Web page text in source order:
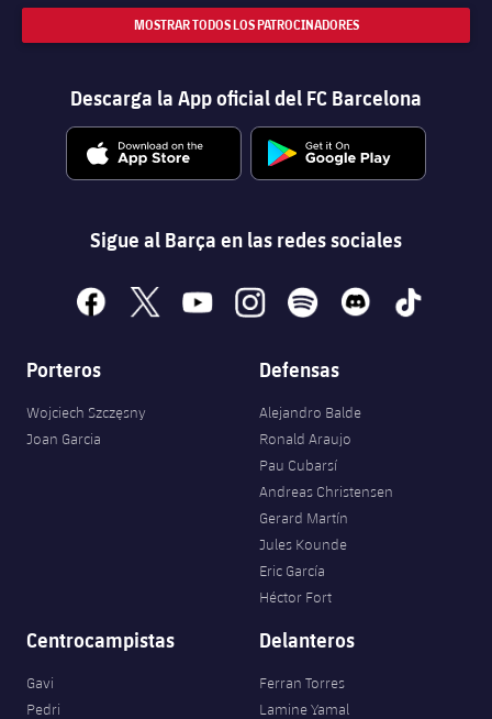
MOSTRAR TODOS LOS PATROCINADORES
Descarga la App oficial del FC Barcelona
Sigue al Barça en las redes sociales
facebook
x youtubeinstagramspotify discord tiktok
Porteros
Wojciech Szczęsny
Joan Garcia
Defensas
Alejandro Balde
Ronald Araujo
Pau Cubarsí
Andreas Christensen
Gerard Martín
Jules Kounde
Eric García
Héctor Fort
Centrocampistas
Gavi
Pedri
Delanteros
Ferran Torres
Lamine Yamal